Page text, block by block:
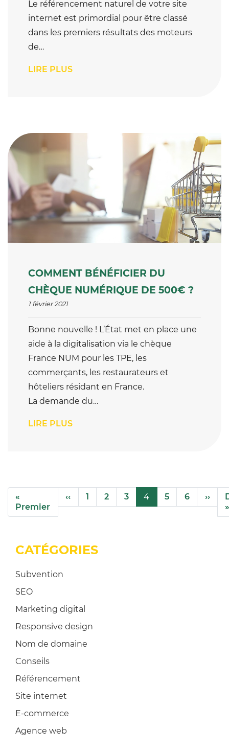
Le référencement naturel de votre site
internet est primordial pour être classé
dans les premiers résultats des moteurs
de…
LIRE PLUS
COMMENT BÉNÉFICIER DU
CHÈQUE NUMÉRIQUE DE 500€ ?
1 février 2021
Bonne nouvelle ! L’État met en place une
aide à la digitalisation via le chèque
France NUM pour les TPE, les
commerçants, les restaurateurs et
hôteliers résidant en France.
La demande du…
LIRE PLUS
Pagination
«
PremierPremière page
‹‹Page précédente
1 2 3 4 5 6 ››
CATÉGORIES
Subvention
SEO
Marketing digital
Responsive design
Nom de domaine
Conseils
Référencement
Site internet
E-commerce
Agence web